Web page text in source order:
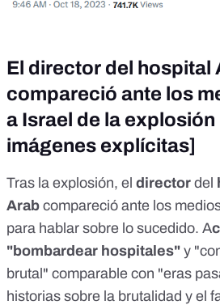
El director del hospital
compareció ante los
a Israel de la
imágenes explícitas]
Tras la explosión, el director del
Arab compareció ante los
para hablar sobre lo sucedido. A
"bombardear hospitales" y
brutal" comparable con "eras
historias sobre la brutalidad y el